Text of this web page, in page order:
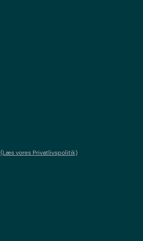
(Læs vores Privatlivspolitik)